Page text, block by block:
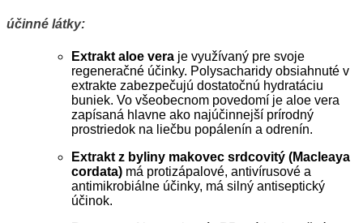
účinné látky:
Extrakt aloe vera je využívaný pre svoje
regeneračné účinky. Polysacharidy obsiahnuté v
extrakte zabezpečujú dostatočnú hydratáciu
buniek. Vo všeobecnom povedomí je aloe vera
zapísaná hlavne ako najúčinnejší prírodný
prostriedok na liečbu popálenín a odrenín.
Extrakt z byliny makovec srdcovitý (Macleaya
cordata) má protizápalové, antivírusové a
antimikrobiálne účinky, má silný antiseptický
účinok.